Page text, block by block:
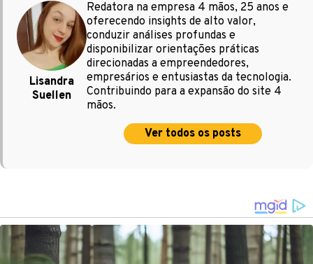
Lisandra
Suellen
Redatora na empresa 4 mãos, 25 anos e
oferecendo insights de alto valor,
conduzir análises profundas e
disponibilizar orientações práticas
direcionadas a empreendedores,
empresários e entusiastas da tecnologia.
Contribuindo para a expansão do site 4
mãos.
Ver todos os posts